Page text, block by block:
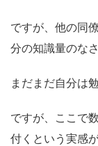
ですが、他の同
分の知識量のな
まだまだ自分は
ですが、ここで
付くという実感